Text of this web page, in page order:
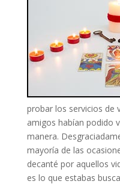
probar los servicios de
amigos habían podido
manera.
mayoría de las
decanté por aquellos
es lo que estabas